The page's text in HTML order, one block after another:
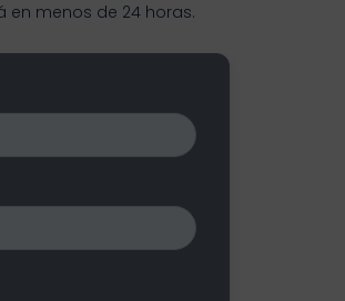
en menos de 24 horas.